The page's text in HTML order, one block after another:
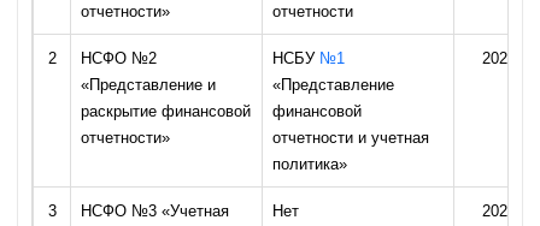
отчетности»
отчетности
2
НСФО №2
«Представление и
раскрытие финансовой
отчетности»
НСБУ №1
«Представление
финансовой
отчетности и учетная
политика»
2026
3
НСФО №3 «Учетная
Нет 2026